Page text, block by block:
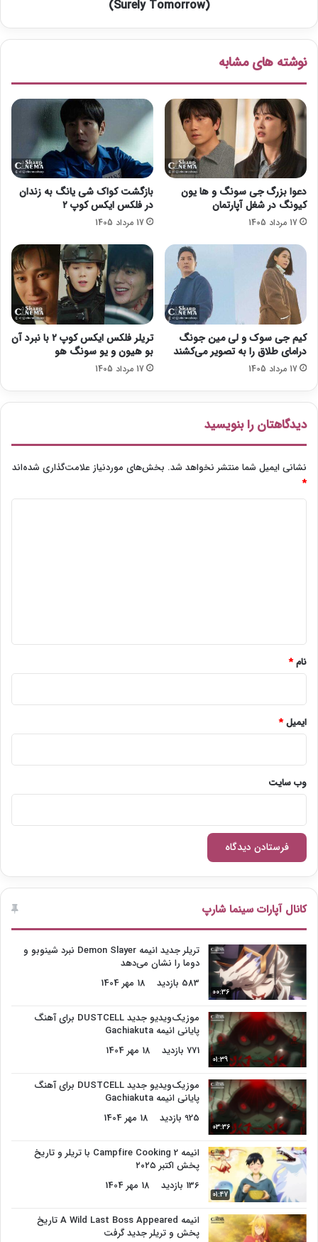
س
ی
ح
ق
ی
ر
و
ب
ن
r
o
B
o
n
o
)
ی
ش
و
ل
ر
ک
س
ئ
و
ج
و
ح
ت
م
اً
ف
ر
د
ا
S
u
r
e
w
)
(Surely Tomorrow)
نوشته های مشابه
دعوا بزرگ جی سونگ و ها یون
کیونگ در شغل آپارتمان
17 مرداد 1405
بازگشت کواک شی یانگ به زندان
در فلکس ایکس کوپ ۲
17 مرداد 1405
کیم جی سوک و لی مین جونگ
درامای طلاق را به تصویر می‌کشند
17 مرداد 1405
تریلر فلکس ایکس کوپ ۲ با نبرد آن
بو هیون و یو سونگ هو
17 مرداد 1405
دیدگاهتان را بنویسید
نشانی ایمیل شما منتشر نخواهد شد. بخش‌های موردنیاز علامت‌گذاری شده‌اند
*
نام*
ایمیل*
وب‌ سایت
کانال آپارات سینما شارپ
00:36
تریلر جدید انیمه Demon Slayer نبرد شینوبو و
دوما را نشان می‌دهد
583 بازدید
18 مهر 1404
01:39
موزیک‌ویدیو جدید DUSTCELL برای آهنگ
پایانی انیمه Gachiakuta
771 بازدید
18 مهر 1404
03:36
موزیک‌ویدیو جدید DUSTCELL برای آهنگ
پایانی انیمه Gachiakuta
925 بازدید
18 مهر 1404
01:47
انیمه Campfire Cooking 2 با تریلر و تاریخ
پخش اکتبر ۲۰۲۵
136 بازدید
18 مهر 1404
انیمه A Wild Last Boss Appeared تاریخ
پخش و تریلر جدید گرفت